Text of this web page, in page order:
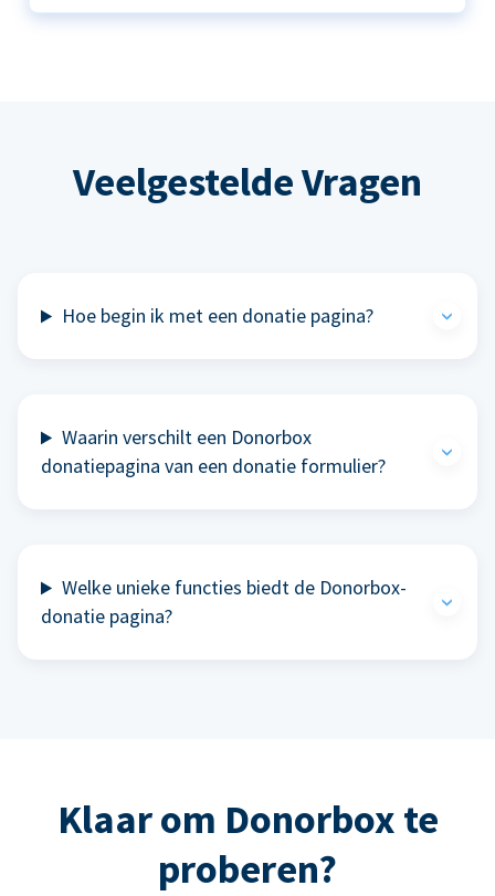
Veelgestelde Vragen
Hoe begin ik met een donatie pagina?
Waarin verschilt een Donorbox
donatiepagina van een donatie formulier?
Welke unieke functies biedt de Donorbox-
donatie pagina?
Klaar om Donorbox te
proberen?